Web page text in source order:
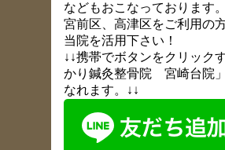
などもおこなっております。
宮前区、高津区をご利用の
当院を活用下さい！
↓↓携帯でボタンをクリック
かり鍼灸整骨院 宮崎台院
なれます。↓↓